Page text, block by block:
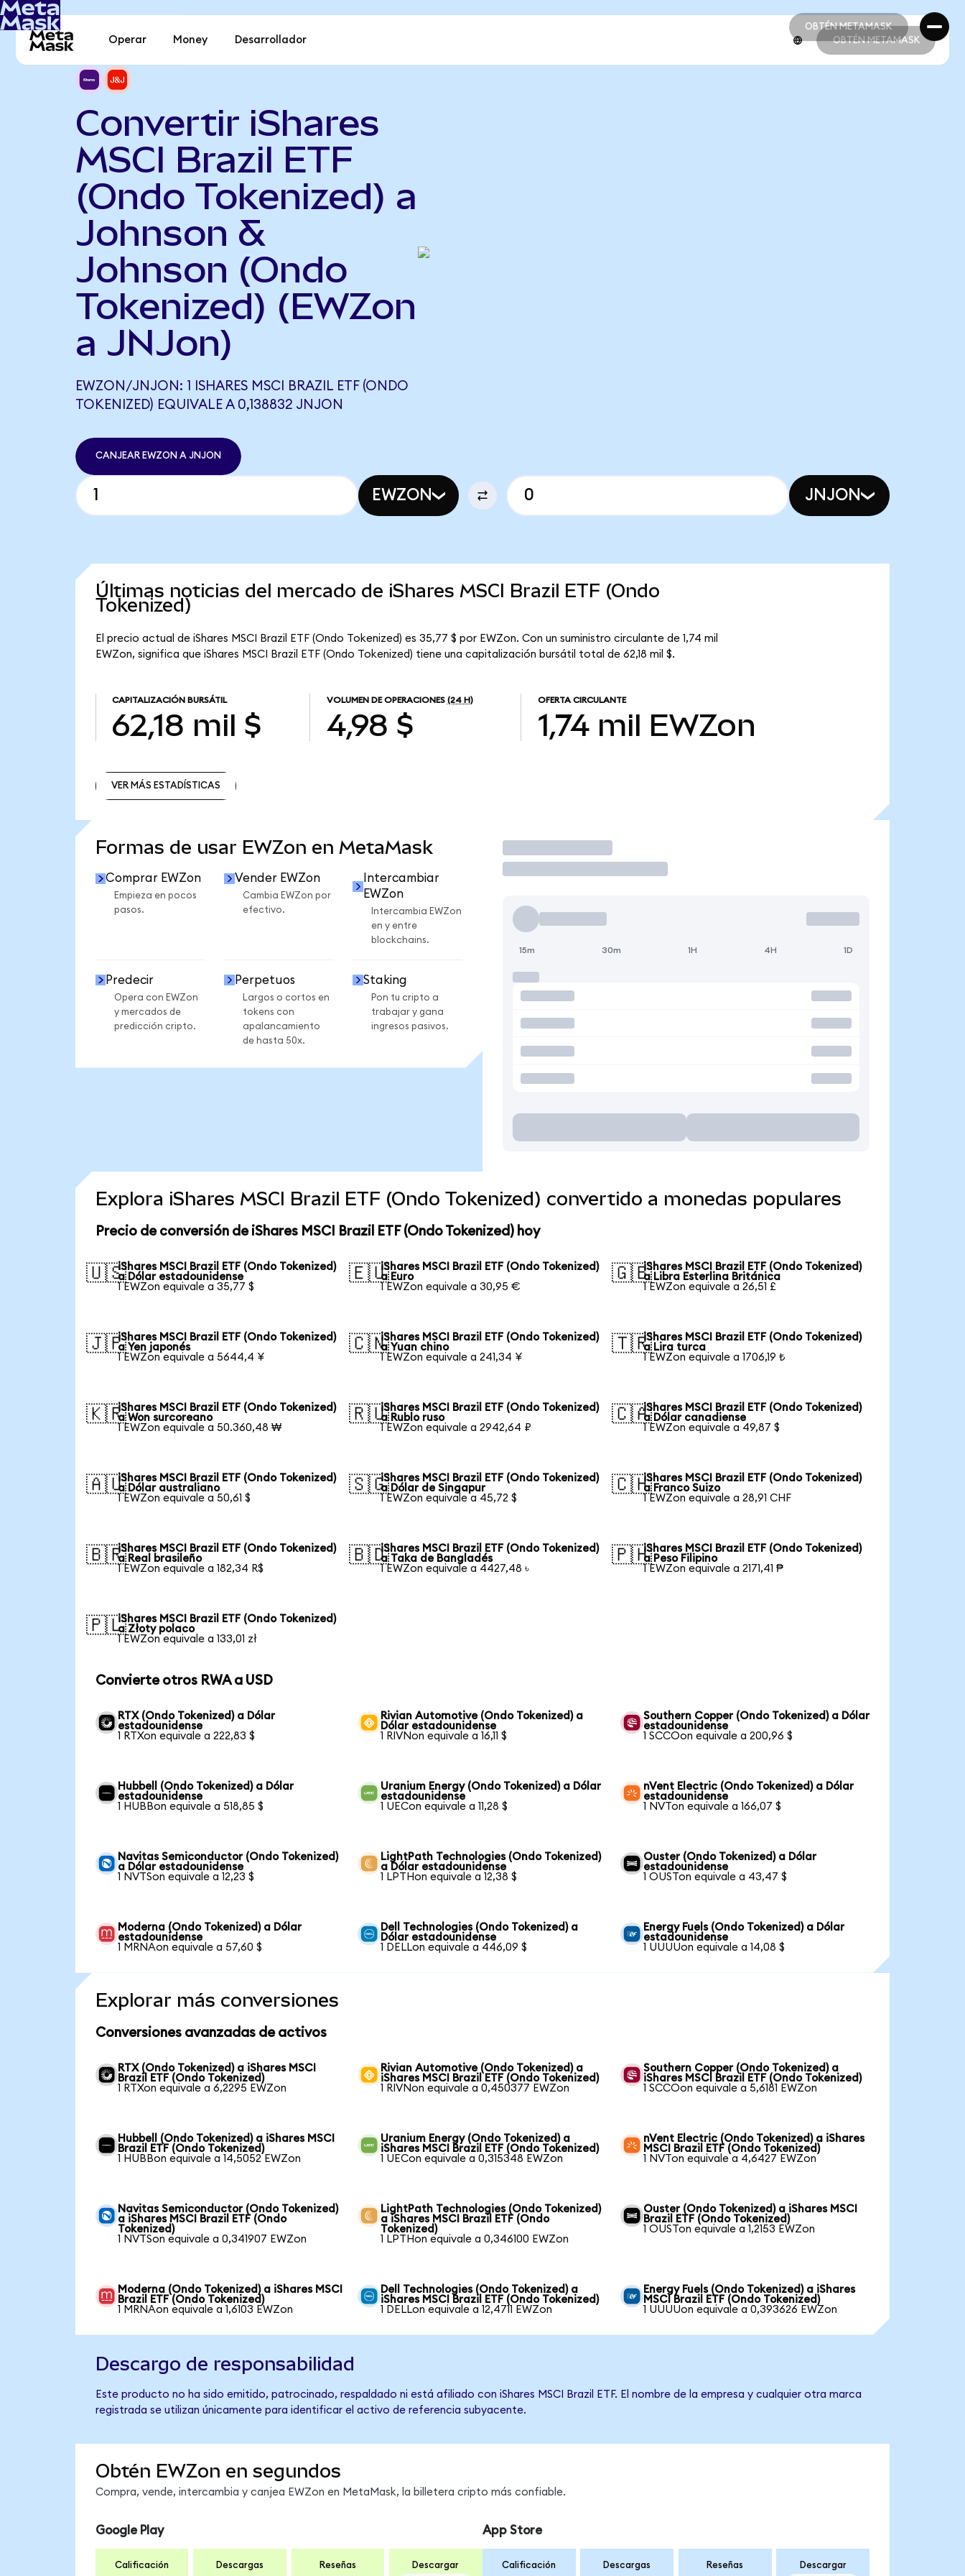
OBTÉN METAMASK
OBTÉN METAMASK
Operar Money Desarrollador OBTÉN METAMASK
Convertir iShares
MSCI Brazil ETF
(Ondo Tokenized) a
Johnson &
Johnson (Ondo
Tokenized) (EWZon
a JNJon)
EWZON/JNJON: 1 ISHARES MSCI BRAZIL ETF (ONDO
TOKENIZED) EQUIVALE A 0,138832 JNJON
CANJEAR EWZON A JNJON
EWZON JNJON
Últimas noticias del mercado de iShares MSCI Brazil ETF (Ondo
Tokenized)
El precio actual de iShares MSCI Brazil ETF (Ondo Tokenized) es 35,77 $ por EWZon. Con un suministro circulante de 1,74 mil
EWZon, significa que iShares MSCI Brazil ETF (Ondo Tokenized) tiene una capitalización bursátil total de 62,18 mil $.
CAPITALIZACIÓN BURSÁTIL
62,18 mil $
VOLUMEN DE OPERACIONES (24 H)
4,98 $
OFERTA CIRCULANTE
1,74 mil EWZon
VER MÁS ESTADÍSTICAS
Formas de usar EWZon en MetaMask
Comprar EWZon
Empieza en pocos
pasos.
Vender EWZon
Cambia EWZon por
efectivo.
Intercambiar
EWZon
Intercambia EWZon
en y entre
blockchains.
Predecir
Opera con EWZon
y mercados de
predicción cripto.
Perpetuos
Largos o cortos en
tokens con
apalancamiento
de hasta 50x.
Staking
Pon tu cripto a
trabajar y gana
ingresos pasivos.
Operar
15m 30m 1H 4H 1D
Explora iShares MSCI Brazil ETF (Ondo Tokenized) convertido a monedas populares
Precio de conversión de iShares MSCI Brazil ETF (Ondo Tokenized) hoy
🇺🇸iShares MSCI Brazil ETF (Ondo Tokenized)
a Dólar estadounidense
1 EWZon equivale a 35,77 $
🇪🇺iShares MSCI Brazil ETF (Ondo Tokenized)
a Euro
1 EWZon equivale a 30,95 €
🇬🇧iShares MSCI Brazil ETF (Ondo Tokenized)
a Libra Esterlina Británica
1 EWZon equivale a 26,51 £
🇯🇵iShares MSCI Brazil ETF (Ondo Tokenized)
a Yen japonés
1 EWZon equivale a 5644,4 ¥
🇨🇳iShares MSCI Brazil ETF (Ondo Tokenized)
a Yuan chino
1 EWZon equivale a 241,34 ¥
🇹🇷iShares MSCI Brazil ETF (Ondo Tokenized)
a Lira turca
1 EWZon equivale a 1706,19 ₺
🇰🇷iShares MSCI Brazil ETF (Ondo Tokenized)
a Won surcoreano
1 EWZon equivale a 50.360,48 ₩
🇷🇺iShares MSCI Brazil ETF (Ondo Tokenized)
a Rublo ruso
1 EWZon equivale a 2942,64 ₽
🇨🇦iShares MSCI Brazil ETF (Ondo Tokenized)
a Dólar canadiense
1 EWZon equivale a 49,87 $
🇦🇺iShares MSCI Brazil ETF (Ondo Tokenized)
a Dólar australiano
1 EWZon equivale a 50,61 $
🇸🇬iShares MSCI Brazil ETF (Ondo Tokenized)
a Dólar de Singapur
1 EWZon equivale a 45,72 $
🇨🇭iShares MSCI Brazil ETF (Ondo Tokenized)
a Franco Suizo
1 EWZon equivale a 28,91 CHF
🇧🇷iShares MSCI Brazil ETF (Ondo Tokenized)
a Real brasileño
1 EWZon equivale a 182,34 R$
🇧🇩iShares MSCI Brazil ETF (Ondo Tokenized)
a Taka de Bangladés
1 EWZon equivale a 4427,48 ৳
🇵🇭iShares MSCI Brazil ETF (Ondo Tokenized)
a Peso Filipino
1 EWZon equivale a 2171,41 ₱
🇵🇱iShares MSCI Brazil ETF (Ondo Tokenized)
a Złoty polaco
1 EWZon equivale a 133,01 zł
Convierte otros RWA a USD
RTX (Ondo Tokenized) a Dólar
estadounidense
1 RTXon equivale a 222,83 $
Rivian Automotive (Ondo Tokenized) a
Dólar estadounidense
1 RIVNon equivale a 16,11 $
Southern Copper (Ondo Tokenized) a Dólar
estadounidense
1 SCCOon equivale a 200,96 $
Hubbell (Ondo Tokenized) a Dólar
estadounidense
1 HUBBon equivale a 518,85 $
Uranium Energy (Ondo Tokenized) a Dólar
estadounidense
1 UECon equivale a 11,28 $
nVent Electric (Ondo Tokenized) a Dólar
estadounidense
1 NVTon equivale a 166,07 $
Navitas Semiconductor (Ondo Tokenized)
a Dólar estadounidense
1 NVTSon equivale a 12,23 $
LightPath Technologies (Ondo Tokenized)
a Dólar estadounidense
1 LPTHon equivale a 12,38 $
Ouster (Ondo Tokenized) a Dólar
estadounidense
1 OUSTon equivale a 43,47 $
Moderna (Ondo Tokenized) a Dólar
estadounidense
1 MRNAon equivale a 57,60 $
Dell Technologies (Ondo Tokenized) a
Dólar estadounidense
1 DELLon equivale a 446,09 $
Energy Fuels (Ondo Tokenized) a Dólar
estadounidense
1 UUUUon equivale a 14,08 $
Explorar más conversiones
Conversiones avanzadas de activos
RTX (Ondo Tokenized) a iShares MSCI
Brazil ETF (Ondo Tokenized)
1 RTXon equivale a 6,2295 EWZon
Rivian Automotive (Ondo Tokenized) a
iShares MSCI Brazil ETF (Ondo Tokenized)
1 RIVNon equivale a 0,450377 EWZon
Southern Copper (Ondo Tokenized) a
iShares MSCI Brazil ETF (Ondo Tokenized)
1 SCCOon equivale a 5,6181 EWZon
Hubbell (Ondo Tokenized) a iShares MSCI
Brazil ETF (Ondo Tokenized)
1 HUBBon equivale a 14,5052 EWZon
Uranium Energy (Ondo Tokenized) a
iShares MSCI Brazil ETF (Ondo Tokenized)
1 UECon equivale a 0,315348 EWZon
nVent Electric (Ondo Tokenized) a iShares
MSCI Brazil ETF (Ondo Tokenized)
1 NVTon equivale a 4,6427 EWZon
Navitas Semiconductor (Ondo Tokenized)
a iShares MSCI Brazil ETF (Ondo
Tokenized)
1 NVTSon equivale a 0,341907 EWZon
LightPath Technologies (Ondo Tokenized)
a iShares MSCI Brazil ETF (Ondo
Tokenized)
1 LPTHon equivale a 0,346100 EWZon
Ouster (Ondo Tokenized) a iShares MSCI
Brazil ETF (Ondo Tokenized)
1 OUSTon equivale a 1,2153 EWZon
Moderna (Ondo Tokenized) a iShares MSCI
Brazil ETF (Ondo Tokenized)
1 MRNAon equivale a 1,6103 EWZon
Dell Technologies (Ondo Tokenized) a
iShares MSCI Brazil ETF (Ondo Tokenized)
1 DELLon equivale a 12,4711 EWZon
Energy Fuels (Ondo Tokenized) a iShares
MSCI Brazil ETF (Ondo Tokenized)
1 UUUUon equivale a 0,393626 EWZon
Descargo de responsabilidad
Este producto no ha sido emitido, patrocinado, respaldado ni está afiliado con iShares MSCI Brazil ETF. El nombre de la empresa y cualquier otra marca
registrada se utilizan únicamente para identificar el activo de referencia subyacente.
Obtén EWZon en segundos
Compra, vende, intercambia y canjea EWZon en MetaMask, la billetera cripto más confiable.
Google Play
Calificación Descargas Reseñas Descargar
App Store
Calificación Descargas Reseñas Descargar